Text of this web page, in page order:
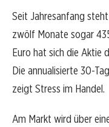
Seit Jahresanfang
zwölf Monate sogar
Euro hat sich die Aktie
Die annualisierte 30-
zeigt Stress im Handel.
Am Markt wird über